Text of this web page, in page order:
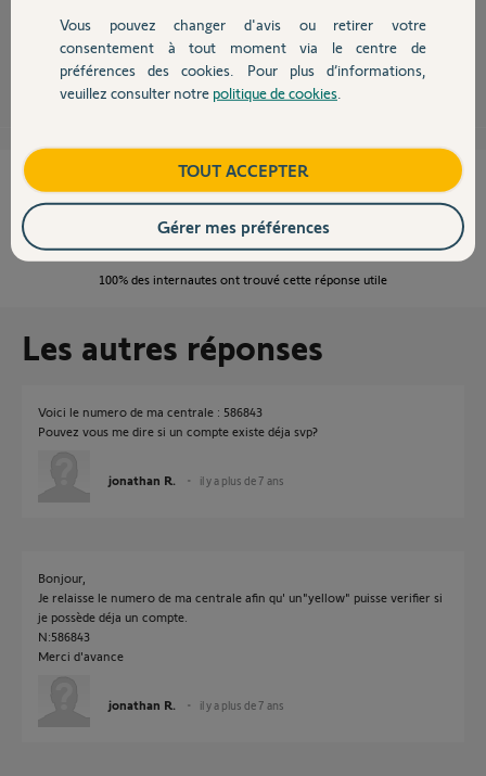
Devis avec un pro
Contact
Jean-Luc B. il y a plus de 7 ans
Cette réponse vous a-t-elle aidé ?
NON OUI
100% des internautes ont trouvé cette réponse utile
Les autres réponses
Voici le numero de ma centrale : 586843
Pouvez vous me dire si un compte existe déja svp?
jonathan R. il y a plus de 7 ans
Bonjour,
Je relaisse le numero de ma centrale afin qu' un"yellow" puisse verifier si
je possède déja un compte.
N:586843
Merci d'avance
jonathan R. il y a plus de 7 ans
Vous pouvez changer d'avis ou retirer votre
consentement à tout moment via le centre de
préférences des cookies. Pour plus d’informations,
veuillez consulter notre politique de cookies
TOUT ACCEPTER
Gérer mes préférences